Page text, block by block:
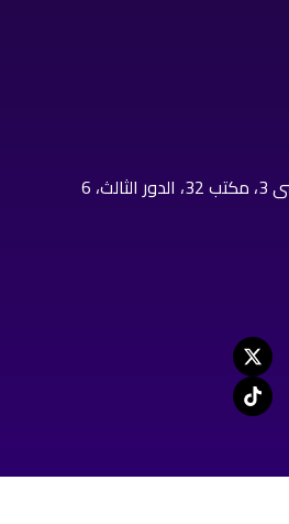
مركز أكتوبر التجاري ، مبنى 3، مكتب 32، الدور الثالث، 6